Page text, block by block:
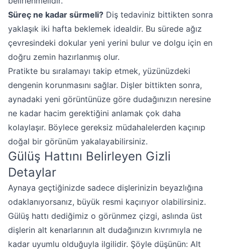
Süreç ne kadar sürmeli? Diş tedaviniz bittikten sonra
yaklaşık iki hafta beklemek idealdir. Bu sürede ağız
çevresindeki dokular yeni yerini bulur ve dolgu için en
doğru zemin hazırlanmış olur.
Pratikte bu sıralamayı takip etmek, yüzünüzdeki
dengenin korunmasını sağlar. Dişler bittikten sonra,
aynadaki yeni görüntünüze göre dudağınızın neresine
ne kadar hacim gerektiğini anlamak çok daha
kolaylaşır. Böylece gereksiz müdahalelerden kaçınıp
doğal bir görünüm yakalayabilirsiniz.
Gülüş Hattını Belirleyen Gizli
Detaylar
Aynaya geçtiğinizde sadece dişlerinizin beyazlığına
odaklanıyorsanız, büyük resmi kaçırıyor olabilirsiniz.
Gülüş hattı dediğimiz o görünmez çizgi, aslında üst
dişlerin alt kenarlarının alt dudağınızın kıvrımıyla ne
kadar uyumlu olduğuyla ilgilidir. Şöyle düşünün: Alt